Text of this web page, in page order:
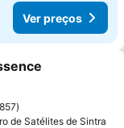
Ver preços
favoritos
857
de Satélites de Sintra